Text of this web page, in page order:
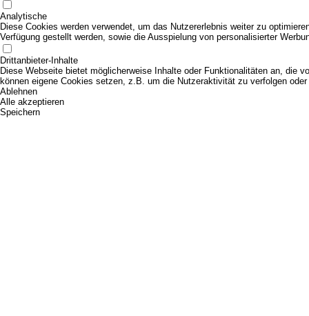
Analytische
Diese Cookies werden verwendet, um das Nutzererlebnis weiter zu
Verfügung gestellt werden, sowie die Ausspielung von personalisierter
Drittanbieter-Inhalte
Diese Webseite bietet möglicherweise Inhalte oder Funktionalitäten an, die
können eigene Cookies setzen, z.B. um die Nutzeraktivität zu verfolgen
Ablehnen
Alle akzeptieren
Speichern